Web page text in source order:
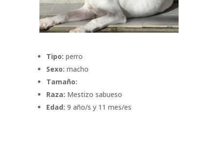
Tipo: perro
Sexo: macho
Tamaño:
Raza: Mestizo sabueso
Edad: 9 año/s y 11 mes/es